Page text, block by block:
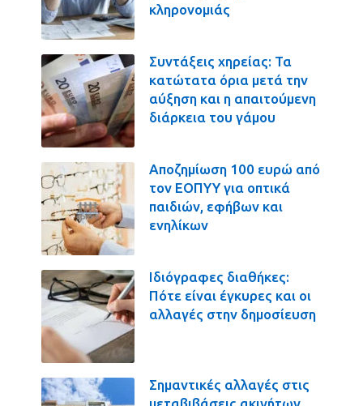
κληρονομιάς
Συντάξεις χηρείας: Τα
κατώτατα όρια μετά την
αύξηση και η απαιτούμενη
διάρκεια του γάμου
Αποζημίωση 100 ευρώ από
τον ΕΟΠΥΥ για οπτικά
παιδιών, εφήβων και
ενηλίκων
Ιδιόγραφες διαθήκες:
Πότε είναι έγκυρες και οι
αλλαγές στην δημοσίευση
Σημαντικές αλλαγές στις
μεταβιβάσεις ακινήτων